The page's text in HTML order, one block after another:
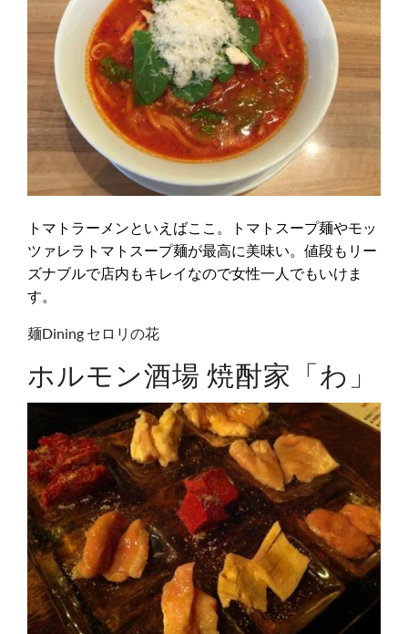
トマトラーメンといえばここ。トマトスープ麺やモッ
ツァレラトマトスープ麺が最高に美味い。値段もリー
ズナブルで店内もキレイなので女性一人でもいけま
す。
麺Dining セロリの花
ホルモン酒場 焼酎家「わ」